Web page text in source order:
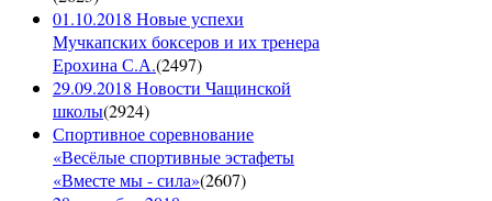
01.10.2018 Новые успехи
Мучкапских боксеров и их тренера
Ерохина С.А.(2497)
29.09.2018 Новости Чащинской
школы(2924)
Спортивное соревнование
«Весёлые спортивные эстафеты
«Вместе мы - сила»(2607)